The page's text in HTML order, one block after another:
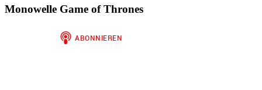
Monowelle Game of Thrones